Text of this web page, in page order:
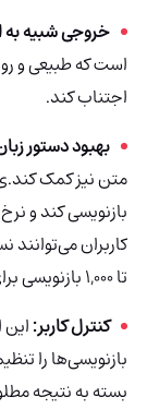
خروجی شبیه به
است که طبیعی و
اجتناب کند.
بهبود دستور
بازنویسی کند و
کاربران
تا ۱,۰۰۰ بازنویسی برای هر مقاله.
کنترل کاربر:
بازنویسی‌ها را
بسته به نتیجه